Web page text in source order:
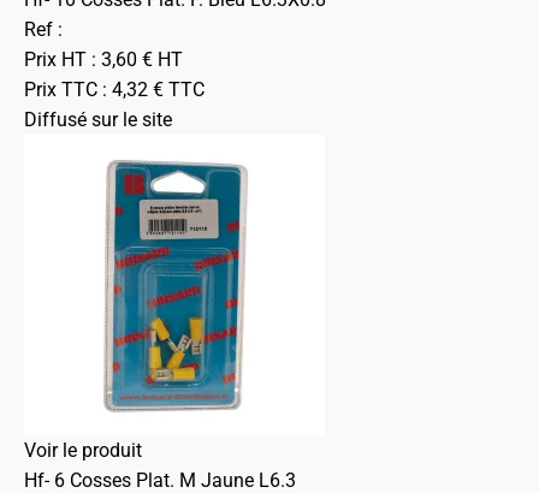
Ref :
Prix HT : 3,60 € HT
Prix TTC : 4,32 € TTC
Diffusé sur le site
Voir le produit
Hf- 6 Cosses Plat. M Jaune L6.3